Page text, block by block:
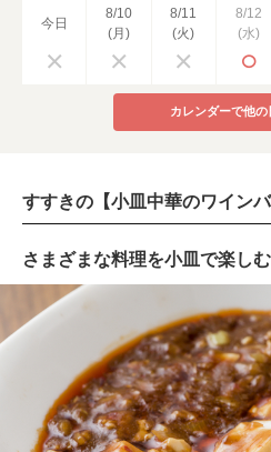
今日
8/10
(月)
8/11
(火)
8/12
(水)
カレンダーで他の
すすきの【小皿中華のワイン
さまざまな料理を小皿で楽し